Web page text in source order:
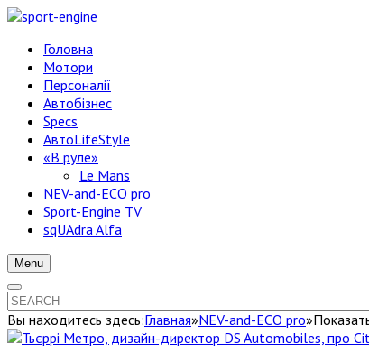
Головна
Мотори
Персоналії
Автобізнес
Specs
АвтоLifeStyle
«В руле»
Le Mans
NEV-and-ECO pro
Sport-Engine TV
sqUAdra Alfa
Menu
Вы находитесь здесь:Главная»NEV-and-ECO pro»